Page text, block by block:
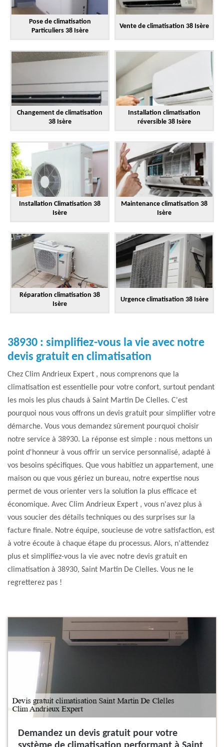
Pose de climatisation
Particuliers 38 Isère
Vente de climatisation 38 Isère
Changement de climatisation
38 Isère
Installation climatisation
réversible 38 Isère
Installation Climatisation 38
Isère
Maintenance climatisation 38
Isère
Réparation climatisation 38
Isère
Urgence climatisation 38 Isère
38930 : simplifiez-vous la vie avec notre
devis gratuit en climatisation
Chez Clim Andrieux Expert , nous comprenons que la
climatisation est essentielle pour votre confort, surtout pendant
les mois les plus chauds à Saint Martin De Clelles. C'est
pourquoi nous vous offrons un devis gratuit pour simplifier votre
démarche. Vous vous demandez sûrement pourquoi choisir
notre service à 38930. La réponse est simple : nous mettons un
point d'honneur à vous offrir un service personnalisé, adapté à
vos besoins spécifiques. Que vous habitiez un appartement, une
maison ou que vous gériez un bureau, notre expertise nous
permet de vous orienter vers la solution la plus efficace et
économique. Avec Clim Andrieux Expert , vous n'avez plus à
vous soucier des détails techniques ou des surprises sur la
facture finale. Notre équipe, soucieuse de votre satisfaction, est
à votre écoute à chaque étape du processus. Alors, n'attendez
plus et simplifiez-vous la vie avec notre devis gratuit en
climatisation à 38930, Saint Martin De Clelles. Vous ne le
regretterez pas !
Demandez un devis gratuit pour votre